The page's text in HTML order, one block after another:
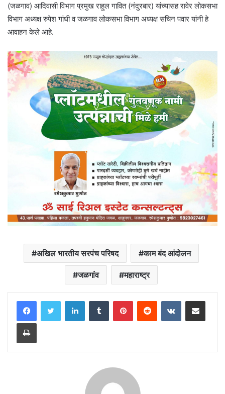
(जळगाव) आदिवासी विभाग प्रमुख राहुल गावित (नंदुरबार) यांच्यासह रावेर लोकसभा
विभाग अध्यक्ष रुपेश गांधी व जळगाव लोकसभा विभाग अध्यक्ष सचिन पवार यांनी हे
आवाहन केले आहे.
अखिल भारतीय सरपंच परिषद काम बंद आंदोलन
जळगांव महाराष्ट्र
LinkedInTumblr PinterestReddit VKontakteShare via Email
Print